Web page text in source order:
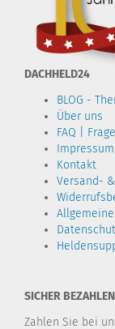
DACHHELD24
BLOG -
Über uns
FAQ |
Impressum
Kontakt
Versand-
SICHER BEZAHLEN
Zahlen Sie bei